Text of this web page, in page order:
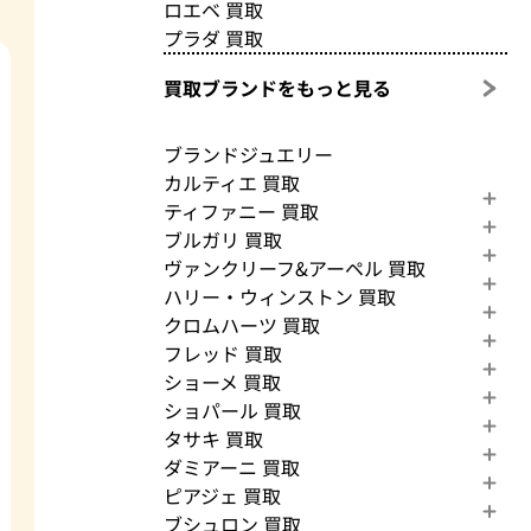
ロエベ 買取
プラダ 買取
買取ブランドをもっと見る
ブランドジュエリー
カルティエ 買取
ティファニー 買取
ブルガリ 買取
ヴァンクリーフ&アーペル 買取
ハリー・ウィンストン 買取
クロムハーツ 買取
フレッド 買取
ショーメ 買取
ショパール 買取
タサキ 買取
ダミアーニ 買取
ピアジェ 買取
ブシュロン 買取